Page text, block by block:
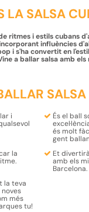
LA SALSA
ritmes i estils cubans
influències
i s'ha convertit en
a ballar salsa amb
i
És el ball
és molt
gent
la
.
Et
amb els
Barcelona.
la teva
noves
més
tu!